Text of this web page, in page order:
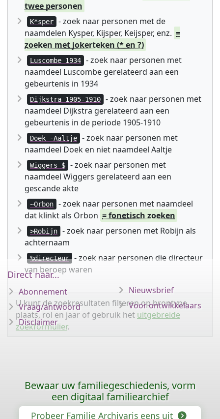
twee personen
K*sper
- zoek naar personen met de
naamdelen Kysper, Kijsper, Keijsper, enz. =
zoeken met jokerteken (* en ?)
Luscombe 1934
- zoek naar personen met
naamdeel Luscombe gerelateerd aan een
gebeurtenis in 1934
Dijkstra 1905-1910
- zoek naar personen met
naamdeel Dijkstra gerelateerd aan een
gebeurtenis in de periode 1905-1910
Doek -Aaltje
- zoek naar personen met
naamdeel Doek en niet naamdeel Aaltje
Wiggers $
- zoek naar personen met
naamdeel Wiggers gerelateerd aan een
gescande akte
~Orbon
- zoek naar personen met naamdeel
dat klinkt als Orbon = fonetisch zoeken
>Robijn
- zoek naar personen met Robijn als
achternaam
%directeur
- zoek naar personen die directeur
van beroep waren
U kunt de zoekresultaten filteren op brontype,
plaats, rol en jaar of gebruik het uitgebreide
zoekformulier.
Direct naar...
Abonnement
Vraag/antwoord
Disclaimer
Nieuwsbrief
Voor ontwikkelaars
Bewaar uw familiegeschiedenis, vorm
een digitaal familiearchief
Probeer Familie Archivaris eens uit